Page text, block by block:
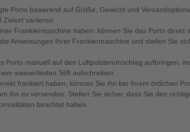
Porto basierend auf Größe, Gewicht und
variieren.
Frankiermaschine haben, können Sie das Porto direkt
Anweisungen Ihrer Frankiermaschine und stellen Sie
Porto manuell auf den Luftpolsterumschlag aufbringen,
wasserfesten Stift aufschreiben.
frankiert haben, können Sie ihn bei Ihrem örtlichen
ihn zu versenden. Stellen Sie sicher, dass Sie den
beachtet haben.